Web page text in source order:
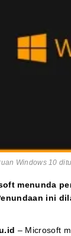
Windows 10
menunda
ini
– Microsoft